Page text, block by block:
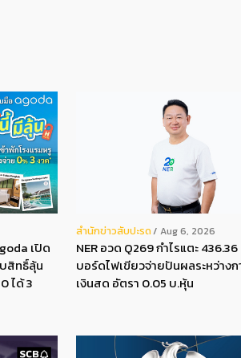
เปิด
สิทธิ์ลุ้น
ได้ 3
สํานักข่าวสับปะรด Aug 6, 2026
NER อวด Q269 กำไรแตะ 436.36
บอร์ดไฟเขียวจ่ายปันผลระหว่างก
เงินสด อัตรา 0.05 บ.หุ้น